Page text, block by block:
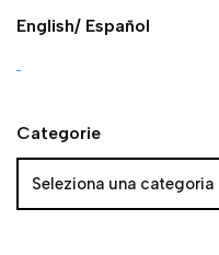
English/ Español
Categorie